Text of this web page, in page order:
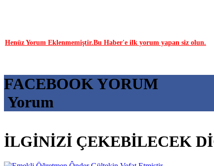
Henüz Yorum Eklenmemiştir.Bu Haber'e ilk yorum yapan siz olun.
FACEBOOK YORUM
Yorum
İLGİNİZİ ÇEKEBİLECEK